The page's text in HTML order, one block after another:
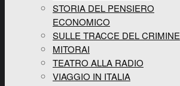
STORIA DEL PENSIERO
ECONOMICO
SULLE TRACCE DEL CRIMINE
MITORAI
TEATRO ALLA RADIO
VIAGGIO IN ITALIA